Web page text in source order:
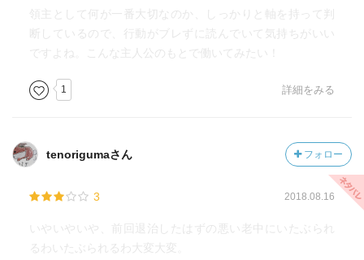
領主として何が一番大切なのか、しっかりと軸を持って判
断しているので、行動がブレずに読んでいて気持ちがいい
ですよね。こんな主人公のもとで働いてみたい！
1 詳細をみる
tenorigumaさん フォロー
3 2018.08.16
いやいやいや、前回退治したはずの悪い老中にいたぶられ
るわいたぶられるわ大変大変。